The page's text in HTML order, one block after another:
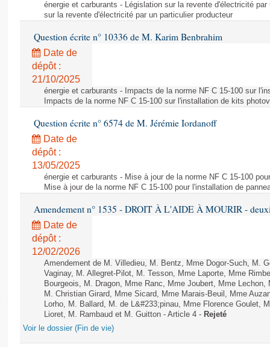
énergie et carburants - Législation sur la revente d'électricité
sur la revente d'électricité par un particulier producteur
Question écrite n° 10336 de M. Karim Benbrahim
Date de
dépôt :
21/10/2025
énergie et carburants - Impacts de la norme NF C 15-100 sur
Impacts de la norme NF C 15-100 sur l'installation de kits
Question écrite n° 6574 de M. Jérémie Iordanoff
Date de
dépôt :
13/05/2025
énergie et carburants - Mise à jour de la norme NF C 15-100
Mise à jour de la norme NF C 15-100 pour l'installation de
Amendement n° 1535 - DROIT À L'AIDE À MOURIR -
Date de
dépôt :
12/02/2026
Amendement de M. Villedieu, M. Bentz, Mme Dogor-Such, M.
Vaginay, M. Allegret-Pilot, M. Tesson, Mme Laporte, Mme
Bourgeois, M. Dragon, Mme Ranc, Mme Joubert, Mme
M. Christian Girard, Mme Sicard, Mme Marais-Beuil, Mme
Lorho, M. Ballard, M. de L&#233;pinau, Mme Florence Goulet,
Lioret, M. Rambaud et M. Guitton - Article 4 - Rejeté
Voir le dossier (Fin de vie)